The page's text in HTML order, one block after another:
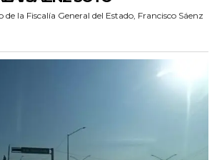
de la Fiscalía General del Estado, Francisco Sáenz